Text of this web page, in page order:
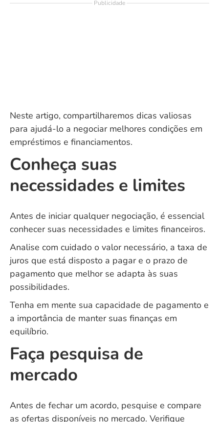
Publicidade
Neste artigo, compartilharemos dicas valiosas
para ajudá-lo a negociar melhores condições em
empréstimos e financiamentos.
Conheça suas
necessidades e limites
Antes de iniciar qualquer negociação, é essencial
conhecer suas necessidades e limites financeiros.
Analise com cuidado o valor necessário, a taxa de
juros que está disposto a pagar e o prazo de
pagamento que melhor se adapta às suas
possibilidades.
Tenha em mente sua capacidade de pagamento e
a importância de manter suas finanças em
equilíbrio.
Faça pesquisa de
mercado
Antes de fechar um acordo, pesquise e compare
as ofertas disponíveis no mercado. Verifique